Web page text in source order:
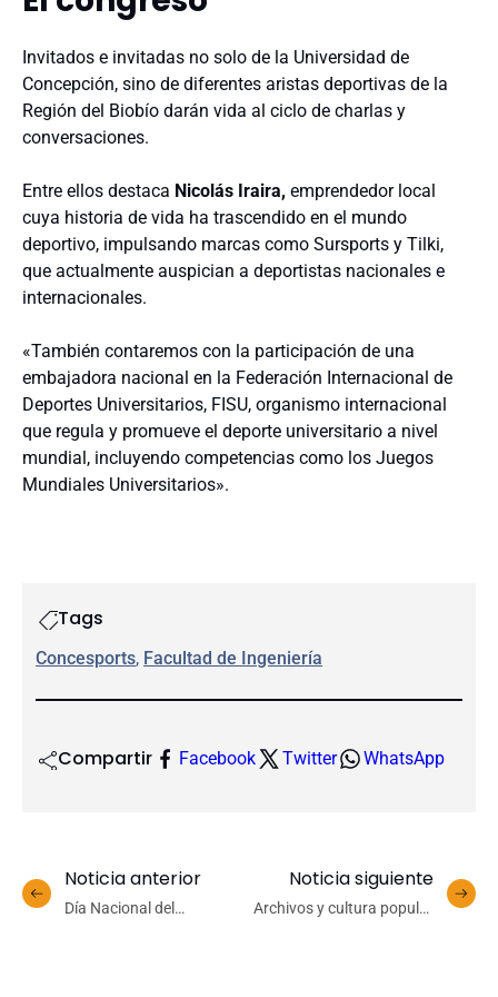
Invitados e invitadas no solo de la Universidad de
Concepción, sino de diferentes aristas deportivas de la
Región del Biobío darán vida al ciclo de charlas y
conversaciones.
Entre ellos destaca Nicolás Iraira, emprendedor local
cuya historia de vida ha trascendido en el mundo
deportivo, impulsando marcas como Sursports y Tilki,
que actualmente auspician a deportistas nacionales e
internacionales.
«También contaremos con la participación de una
embajadora nacional en la Federación Internacional de
Deportes Universitarios, FISU, organismo internacional
que regula y promueve el deporte universitario a nivel
mundial, incluyendo competencias como los Juegos
Mundiales Universitarios».
Tags
Concesports, Facultad de Ingeniería
Compartir Facebook Twitter WhatsApp
Noticia anterior
Día Nacional del
Noticia siguiente
Archivos y cultura popular